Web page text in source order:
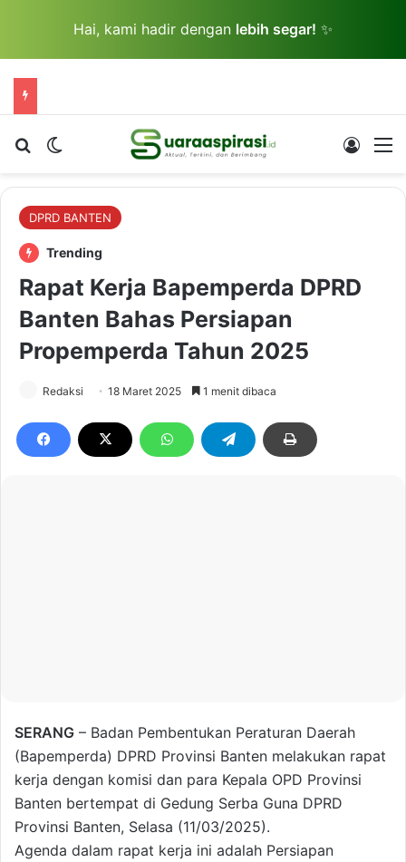
Hai, kami hadir dengan lebih segar! ✨
Cari berita...Switch skin Log In
DPRD BANTEN
Trending
Rapat Kerja Bapemperda DPRD
Banten Bahas Persiapan
Propemperda Tahun 2025
Redaksi 18 Maret 2025 1 menit dibaca
SERANG – Badan Pembentukan Peraturan Daerah
(Bapemperda) DPRD Provinsi Banten melakukan rapat
kerja dengan komisi dan para Kepala OPD Provinsi
Banten bertempat di Gedung Serba Guna DPRD
Provinsi Banten, Selasa (11/03/2025).
Agenda dalam rapat kerja ini adalah Persiapan